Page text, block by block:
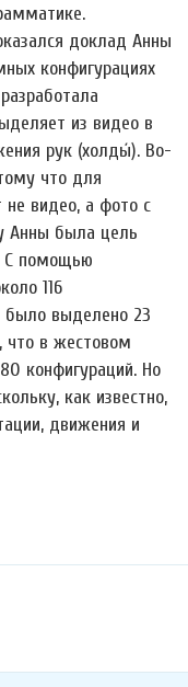
доклад Анны
конфигурациях
из видео в
рук (холды́). Во-
что для
не видео, а фото с
Анны была цель
С помощью
116
было выделено 23
что в жестовом
конфигураций. Но
как известно,
движения и